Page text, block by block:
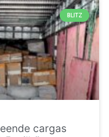
BLITZ
cargas